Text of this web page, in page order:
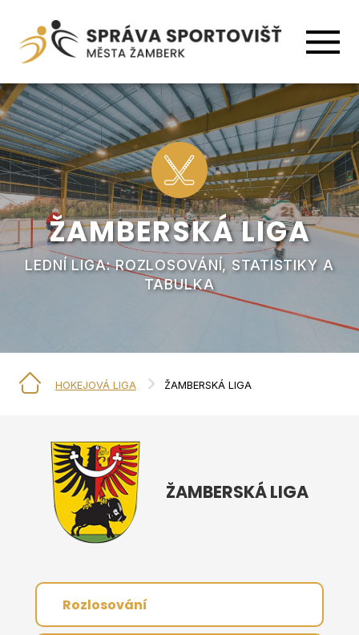
ŽAMBERSKÁ LIGA
LEDNÍ LIGA: ROZLOSOVÁNÍ, STATISTIKY A
TABULKA
HOKEJOVÁ LIGA ŽAMBERSKÁ LIGA
ŽAMBERSKÁ LIGA
Rozlosování